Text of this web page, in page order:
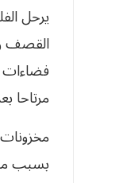
القصف
فضاءات
مرتاحا
بسبب